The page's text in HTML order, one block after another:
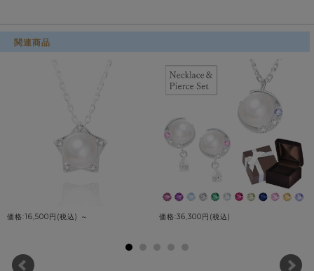
関連商品
価格:16,500円(税込) ～ 価格:36,300円(税込)